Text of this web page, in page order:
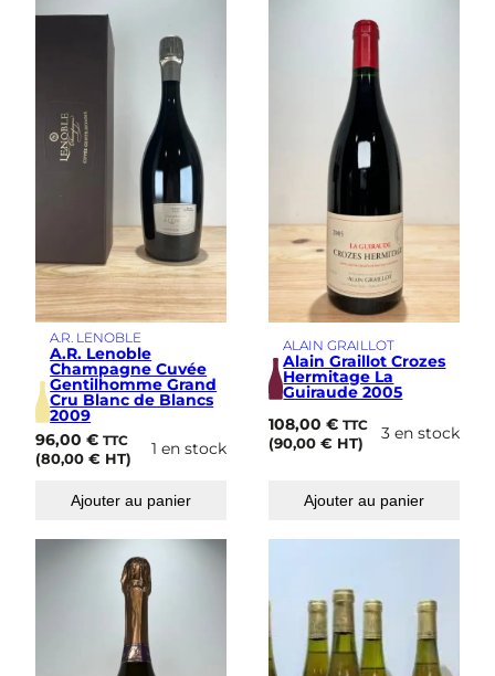
A.R. LENOBLE
A.R. Lenoble
Champagne Cuvée
Gentilhomme Grand
Cru Blanc de Blancs
2009
96,00€ TTC
(80,00€ HT) 1 en stock
Ajouter au panier
ALAIN GRAILLOT
Alain Graillot Crozes
Hermitage La
Guiraude 2005
108,00€ TTC
(90,00€ HT) 3 en stock
Ajouter au panier